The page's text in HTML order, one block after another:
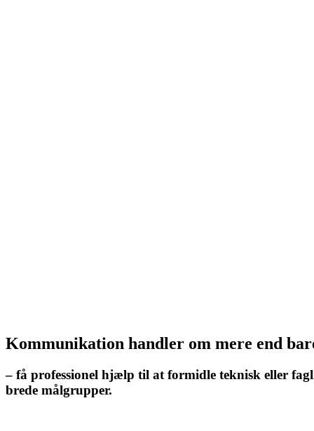
Kommunikation handler om mere end
– få professionel hjælp til at formidle teknisk eller
brede målgrupper.